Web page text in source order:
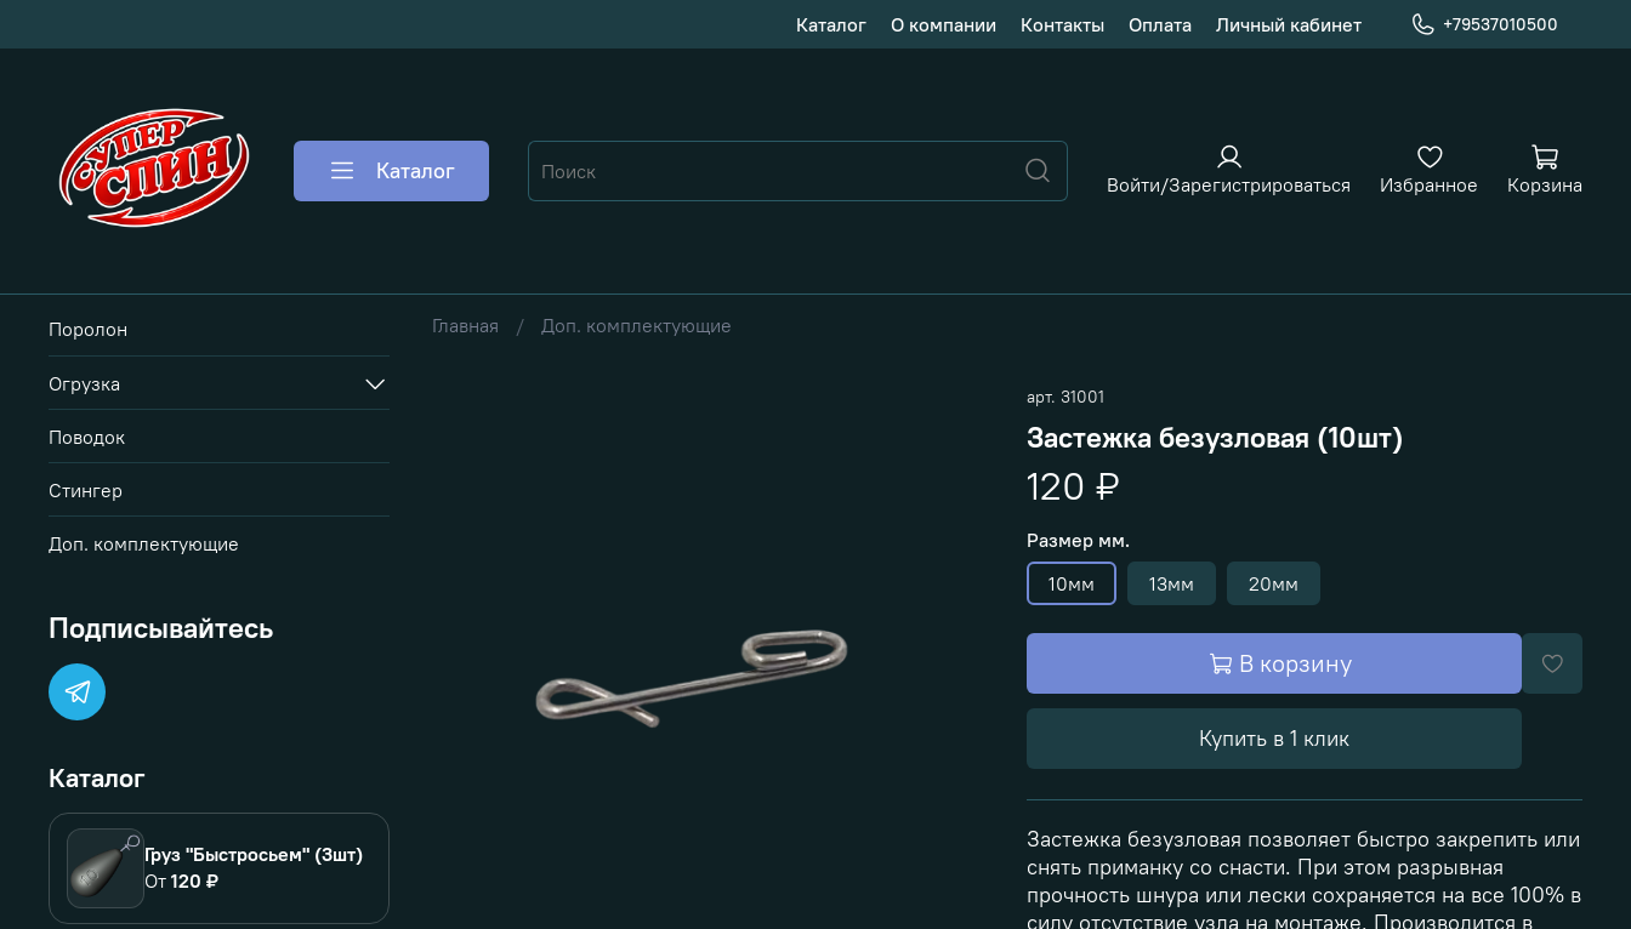
Каталог О компании Контакты Оплата Личный кабинет +79537010500
Каталог Войти/Зарегистрироваться Избранное Корзина
Главная Доп. комплектующие
арт. 31001
Застежка безузловая (10шт)
120 ₽
Размер мм.
10мм
13мм 20мм
В корзину
Купить в 1 клик
Застежка безузловая позволяет быстро закрепить или
снять приманку со снасти. При этом разрывная
прочность шнура или лески сохраняется на все 100% в
силу отсутствие узла на монтаже. Производится в
Поролон
Огрузка
Поводок
Стингер
Доп. комплектующие
Подписывайтесь
Каталог
Груз "Быстросьем" (3шт)
От 120 ₽